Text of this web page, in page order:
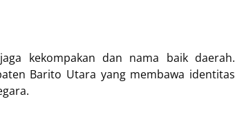
kekompakan dan nama baik daerah.
Barito Utara yang membawa identitas